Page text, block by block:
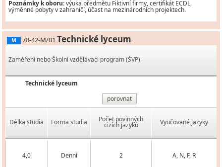
Poznámky k oboru:výuka předmětu Fiktivní firmy, certifikát ECDL,
výměnné pobyty v zahraničí, účast na mezinárodních projektech.
M 78-42-M/01 Technické lyceum
Zaměření nebo Školní vzdělávací program (ŠVP)
Technické lyceum
porovnat
Délka studia Forma studia Počet povinných
cizích jazyků Vyučované jazyky
4,0 Denní 2 A, N, F, R